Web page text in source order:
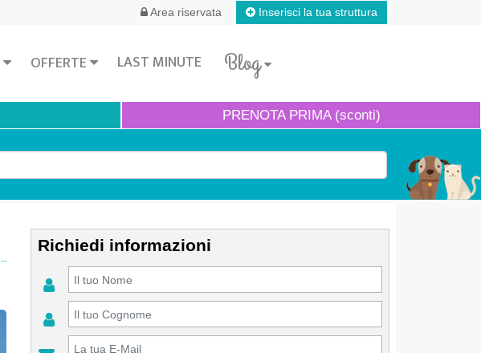
Area riservata Inserisci la tua struttura
OFFERTE LAST MINUTE Blog
PRENOTAPRIMA (sconti)
Richiedi informazioni